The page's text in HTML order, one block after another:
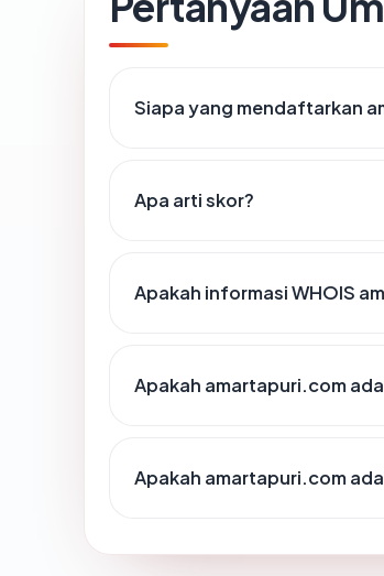
Siapa yang mendaftarkan
Apa arti skor?
Apakah informasi WHOIS
Apakah amartapuri.com
Apakah amartapuri.com